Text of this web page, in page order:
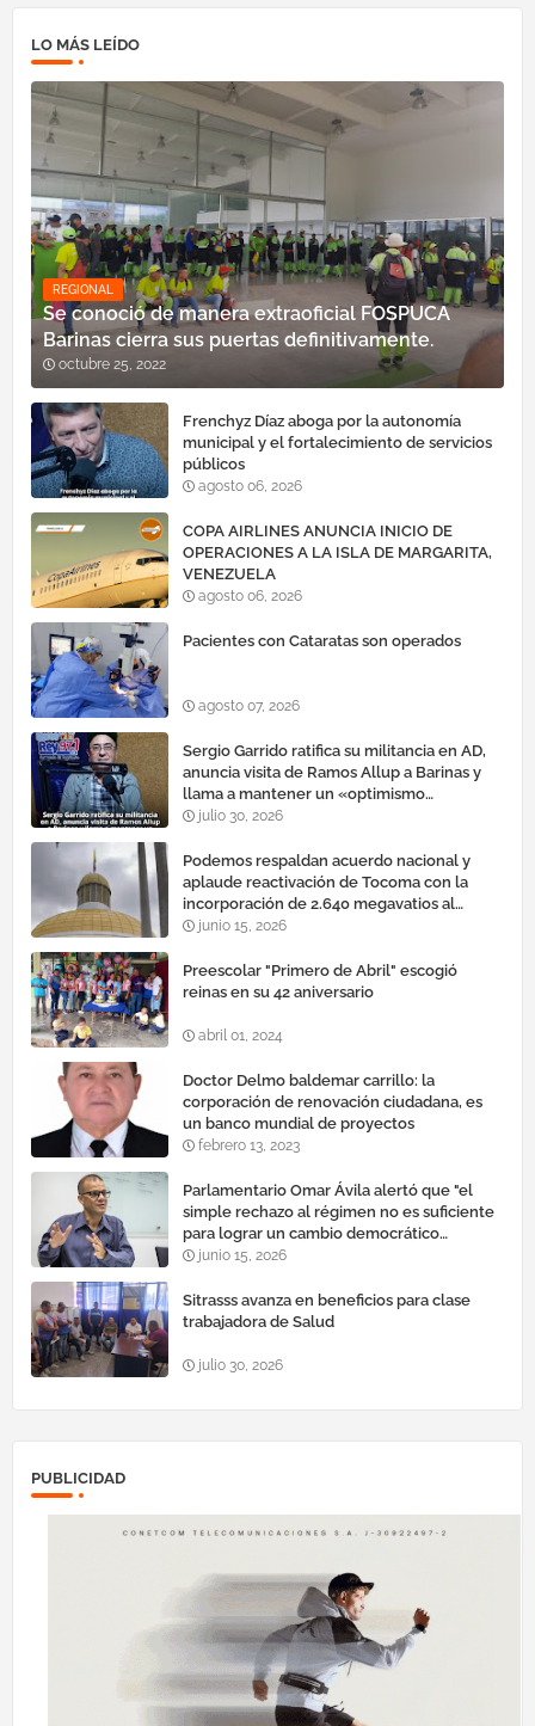
LO MÁS LEÍDO
REGIONAL
Se conoció de manera extraoficial FOSPUCA
Barinas cierra sus puertas definitivamente.
octubre 25, 2022
Frenchyz Díaz aboga por la autonomía
municipal y el fortalecimiento de servicios
públicos
agosto 06, 2026
COPA AIRLINES ANUNCIA INICIO DE
OPERACIONES A LA ISLA DE MARGARITA,
VENEZUELA
agosto 06, 2026
Pacientes con Cataratas son operados
agosto 07, 2026
Sergio Garrido ratifica su militancia en AD,
anuncia visita de Ramos Allup a Barinas y
llama a mantener un «optimismo
cauteloso»
julio 30, 2026
Podemos respaldan acuerdo nacional y
aplaude reactivación de Tocoma con la
incorporación de 2.640 megavatios al
sistema eléctrico nacional
junio 15, 2026
Preescolar "Primero de Abril" escogió
reinas en su 42 aniversario
abril 01, 2024
Doctor Delmo baldemar carrillo: la
corporación de renovación ciudadana, es
un banco mundial de proyectos
febrero 13, 2023
Parlamentario Omar Ávila alertó que "el
simple rechazo al régimen no es suficiente
para lograr un cambio democrático
efectivo"
junio 15, 2026
Sitrasss avanza en beneficios para clase
trabajadora de Salud
julio 30, 2026
PUBLICIDAD